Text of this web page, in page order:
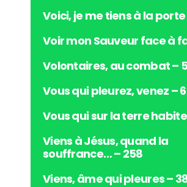
Voici, je me tiens à la
Voir mon Sauveur face à
Volontaires, au combat –
Vous qui pleurez, venez –
Vous qui sur la terre
Viens à Jésus, quand la
souffrance… – 258
Viens, âme qui pleures –